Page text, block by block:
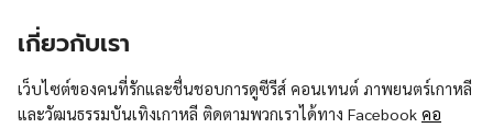
เกี่ยวกับเรา
เว็บไซต์ของคนที่รักและชื่นชอบการดูซีรีส์ คอนเทนต์ ภาพยนตร์เกาหลี
และวัฒนธรรมบันเทิงเกาหลี ติดตามพวกเราได้ทาง Facebook คอ